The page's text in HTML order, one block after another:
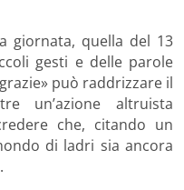
giornata, quella del 13
gesti e delle parole
può raddrizzare il
un’azione altruista
che, citando un
di ladri sia ancora